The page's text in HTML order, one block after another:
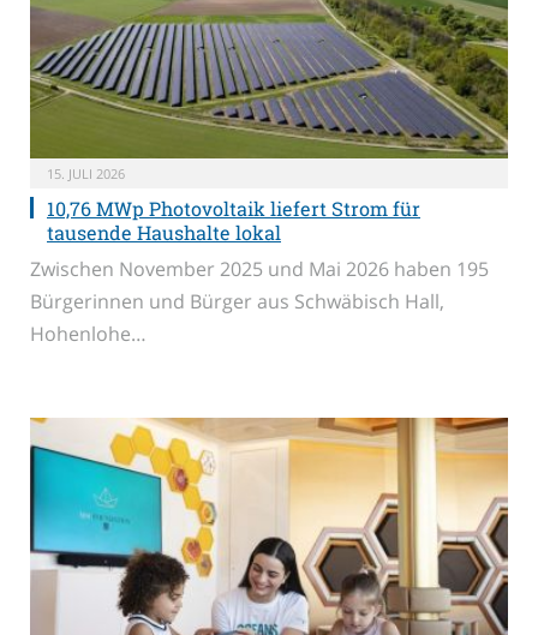
15. JULI 2026
10,76 MWp Photovoltaik liefert Strom für
tausende Haushalte lokal
Zwischen November 2025 und Mai 2026 haben 195
Bürgerinnen und Bürger aus Schwäbisch Hall,
Hohenlohe…